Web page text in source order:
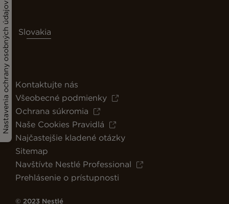
Nastavenia ochrany osobných údajov Slovakia
Kontaktujte nás
Všeobecné podmienky
Ochrana súkromia
Naše Cookies Pravidlá
Najčastejšie kladené otázky
Sitemap
Navštívte Nestlé Professional
Prehlásenie o prístupnosti
© 2023 Nestlé